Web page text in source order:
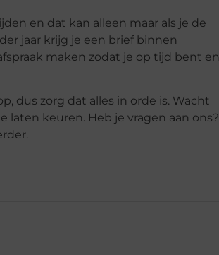
en dat kan alleen maar als je de
jaar krijg je een brief binnen
maken zodat je op tijd bent en
dus zorg dat alles in orde is. Wacht
keuren. Heb je vragen aan ons?